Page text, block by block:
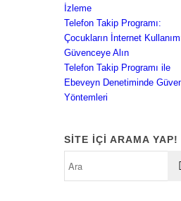
İzleme
Telefon Takip Programı:
Çocukların İnternet
Güvenceye Alın
Telefon Takip Programı ile
Ebeveyn Denetiminde
Yöntemleri
SITE IÇI ARAMA YAP!